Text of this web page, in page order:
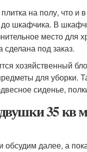
на полу, что и
шкафчика. В
место для
сделана под заказ.
хозяйственный
для уборки.
сиденье,
35
обсудим далее, а